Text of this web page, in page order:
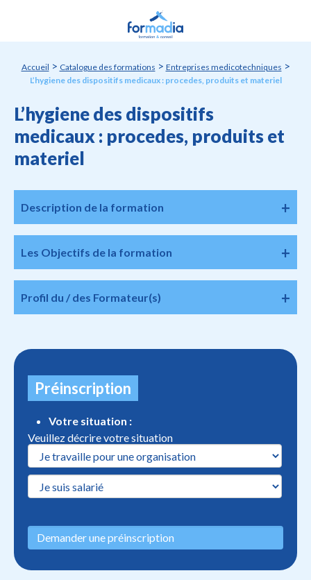
Accueil > Catalogue des formations > Entreprises medicotechniques >
L’hygiene des dispositifs medicaux : procedes, produits et materiel
L’hygiene des dispositifs
medicaux : procedes, produits et
materiel
Description de la formation
Les Objectifs de la formation
Profil du / des Formateur(s)
Préinscription
Votre situation :
Veuillez décrire votre situation
Demander une préinscription